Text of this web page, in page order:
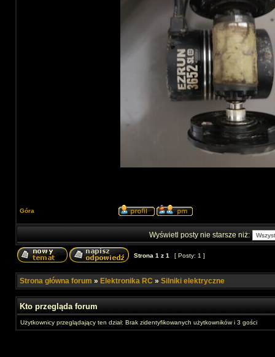
Góra
Wyświetl posty nie starsze niż:
Strona 1 z 1 [ Posty: 1 ]
Strona główna forum » Elektronika RC » Silniki elektryczne
Kto przegląda forum
Użytkownicy przeglądający ten dział: Brak zidentyfikowanych użytkowników i 3 gości